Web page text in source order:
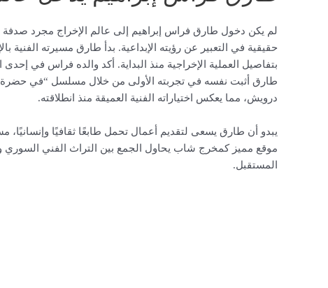
لم يكن دخول طارق فراس إبراهيم إلى عالم الإخراج مجرد صدفة
حقيقية في التعبير عن رؤيته الإبداعية. بدأ طارق مسيرته
بتفاصيل العملية الإخراجية منذ البداية. أكد والده فراس في
طارق أثبت نفسه في تجربته الأولى من خلال مسلسل “في
درويش، مما يعكس اختياراته الفنية العميقة منذ انطلاقته.
يبدو أن طارق يسعى لتقديم أعمال تحمل طابعًا ثقافيًا وإنسانيًا،
موقع مميز كمخرج شاب يحاول الجمع بين التراث الفني السوري
المستقبل.